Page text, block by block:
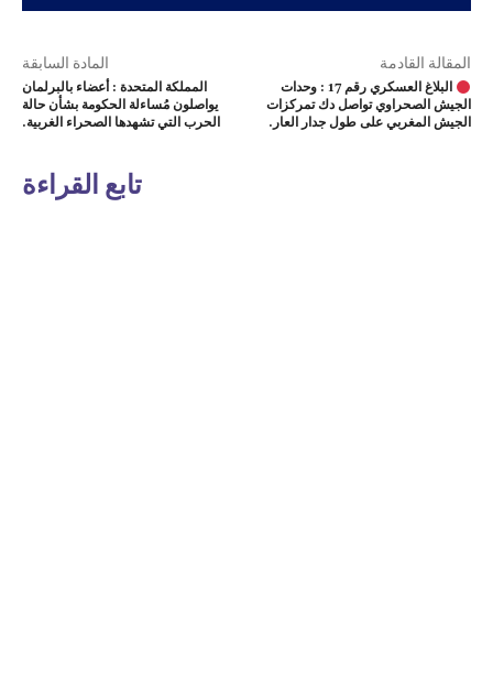
المادة السابقة
المملكة المتحدة : أعضاء بالبرلمان
يواصلون مُساءلة الحكومة بشأن حالة
الحرب التي تشهدها الصحراء الغربية.
المقالة القادمة
البلاغ العسكري رقم 17 : وحدات
الجيش الصحراوي تواصل دك تمركزات
الجيش المغربي على طول جدار العار.
تابع القراءة